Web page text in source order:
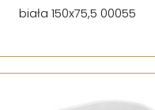
biała 150x75,5 00055